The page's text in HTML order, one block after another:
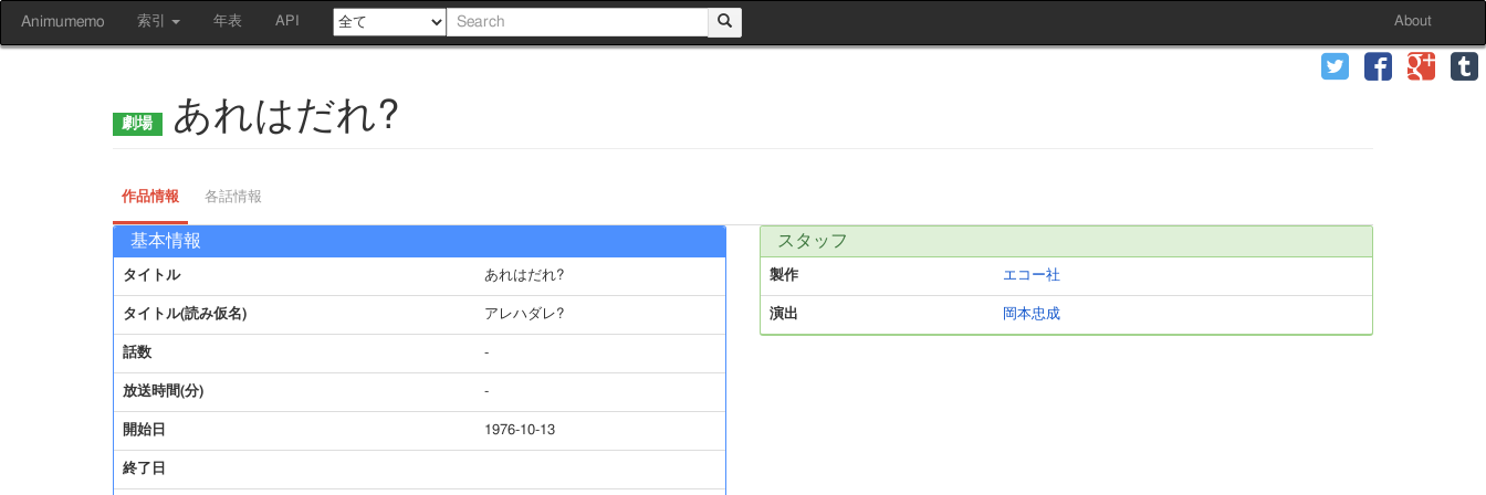
Animumemo 索引 年表 API About
あれはだれ?
作品情報 各話情報
基本情報
タイトル あれはだれ?
タイトル(読み仮名) アレハダレ?
話数 -
放送時間(分) -
開始日 1976-10-13
終了日
スタッフ
製作 エコー社
演出 岡本忠成